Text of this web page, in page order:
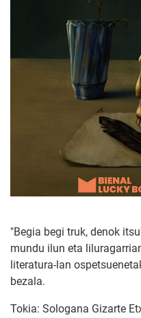
"Begia begi truk, denok
mundu ilun eta
literatura-lan
bezala.
Tokia: Sologana Gizarte